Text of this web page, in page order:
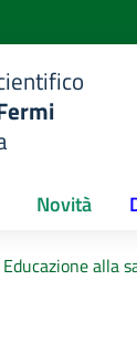
Novità
Educazione alla